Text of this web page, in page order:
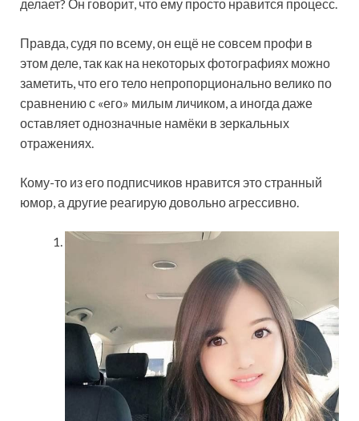
делает? Он говорит, что ему просто нравится процесс.
Правда, судя по всему, он ещё не совсем профи в
этом деле, так как на некоторых фотографиях можно
заметить, что его тело непропорционально велико по
сравнению с «его» милым личиком, а иногда даже
оставляет однозначные намёки в зеркальных
отражениях.
Кому-то из его подписчиков нравится это странный
юмор, а другие реагирую довольно агрессивно.